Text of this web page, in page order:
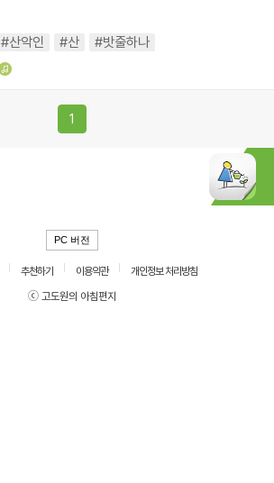
#산악인 #산 #밧줄하나
1
PC 버전
추천하기 이용약관
개인정보 처리방침
ⓒ 고도원의 아침편지